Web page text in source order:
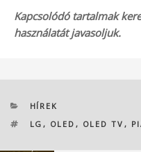
Kapcsolódó tartalmak
használatát javasoljuk.
KATEGÓRIÁK
HÍREK
CÍMKÉK
LG , OLED , OLED TV ,